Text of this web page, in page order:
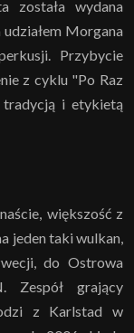
została wydana
Morgana
Przybycie
z cyklu "Po Raz
i etykietą
większość z
jeden taki wulkan,
do Ostrowa
Zespół grający
z Karlstad w